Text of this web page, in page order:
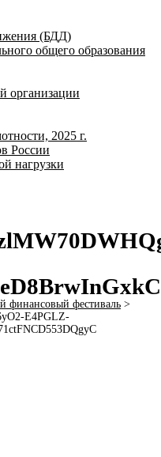
(БДД)
общего образования
организации
2025 г.
России
нагрузки
финансовый фестиваль >
E4PGLZ-